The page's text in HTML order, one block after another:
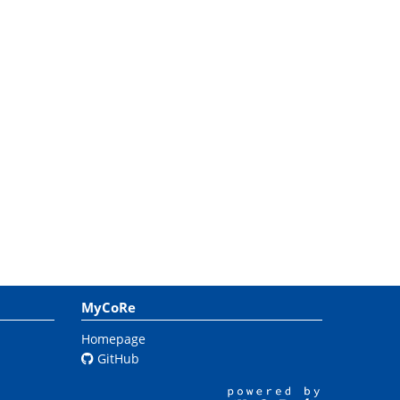
MyCoRe
Homepage
GitHub